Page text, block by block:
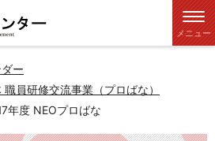
メニュー
ー
員研修交流事業（プロばな）
7年度 NEOプロばな